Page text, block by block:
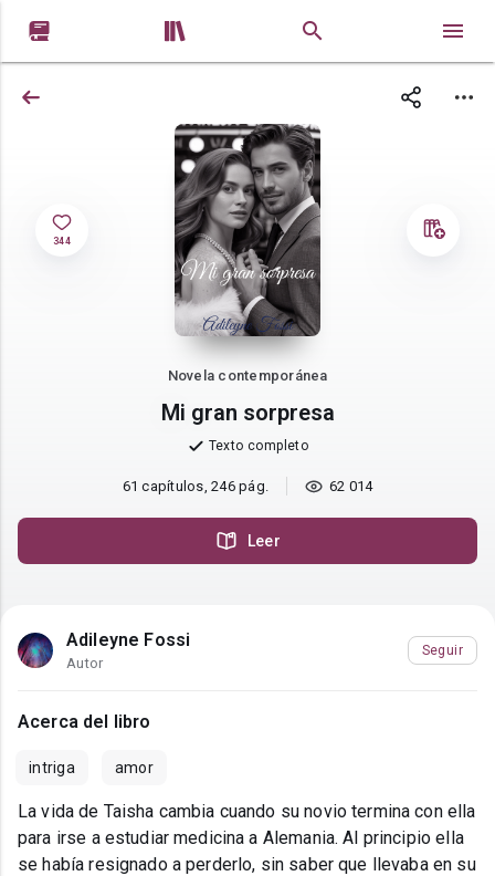
 
344
Novela contemporánea
Mi gran sorpresa
Texto completo
61 capítulos, 246 pág. 62 014
Leer
Adileyne Fossi
Autor
Seguir
Acerca del libro
intriga amor
La vida de Taisha cambia cuando su novio termina con ella
para irse a estudiar medicina a Alemania. Al principio ella
se había resignado a perderlo, sin saber que llevaba en su